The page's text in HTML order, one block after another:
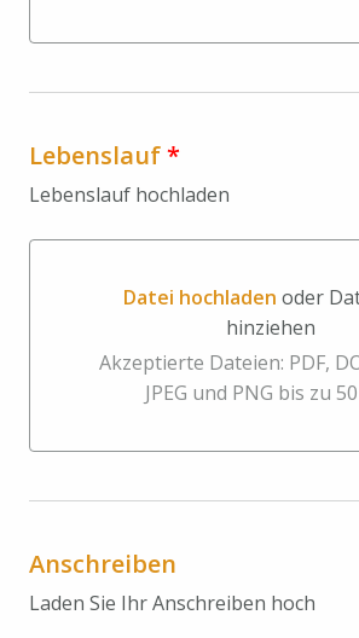
Lebenslauf*
Lebenslauf hochladen
Datei hochladen oder
hinziehen
Datei hochladen oder Datei
Akzeptierte Dateien: PDF,
JPEG und PNG bis zu
Anschreiben
Laden Sie Ihr Anschreiben hoch